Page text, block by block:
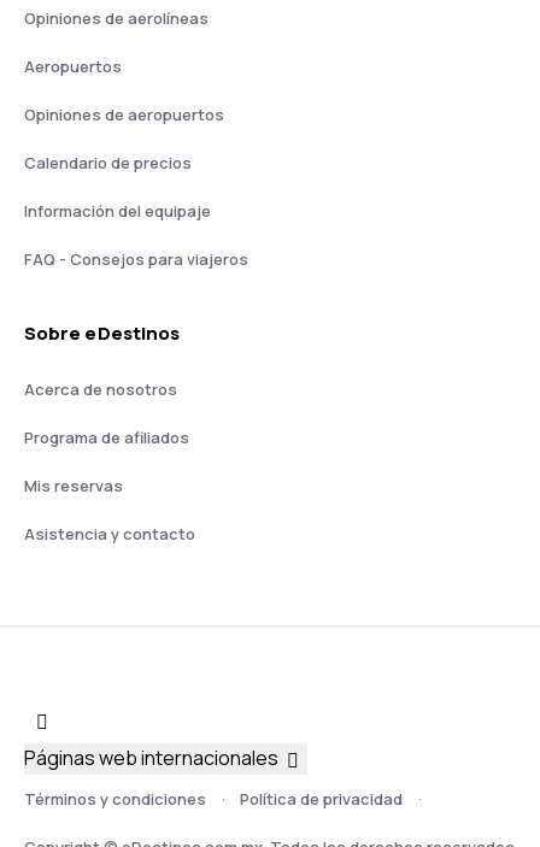
Opiniones de aerolíneas
Aeropuertos
Opiniones de aeropuertos
Calendario de precios
Información del equipaje
FAQ - Consejos para viajeros
Sobre eDestinos
Acerca de nosotros
Programa de afiliados
Mis reservas
Asistencia y contacto
Términos y condiciones Política de privacidad
Páginas web internacionales